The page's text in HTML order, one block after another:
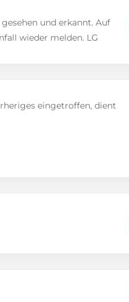
und erkannt. Auf
wieder melden. LG
eingetroffen, dient